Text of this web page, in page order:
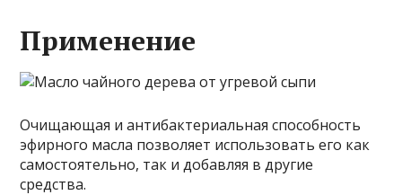
Применение
Очищающая и антибактериальная способность
эфирного масла позволяет использовать его как
самостоятельно, так и добавляя в другие
средства.